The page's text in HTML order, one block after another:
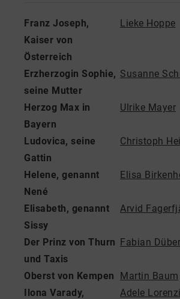
Franz Joseph,
Kaiser von
Österreich
Lieke Hoppe
Erzherzogin Sophie,
seine Mutter
Susanne
Herzog Max in
Bayern
Ulrike Mayer
Ludovica, seine
Gattin
Christoph
Helene, genannt
Nené
Elisa
Elisabeth, genannt
Sissy
Arvid
Der Prinz von Thurn
und Taxis
Fabian
Oberst von Kempen
Martin Baum
Ilona Varady,
Adele Lorenzi